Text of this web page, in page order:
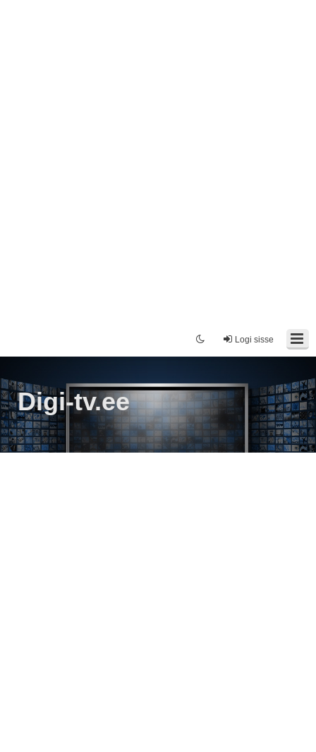
Logi sisse
Digi-tv.ee